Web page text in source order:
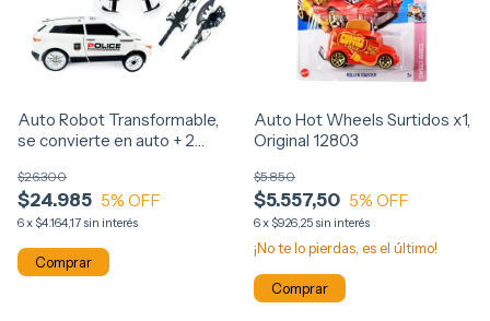
Auto Robot Transformable,
se convierte en auto + 2
$24.985
$26.300
5% OFF
6x$4.164,17 sin interés
Comprar
Auto Hot Wheels Surtidos x1,
Original 12803
$5.557,50
$5.850
5% OFF
6x$926,25 sin interés
¡No te lo pierdas, es el último!
Comprar